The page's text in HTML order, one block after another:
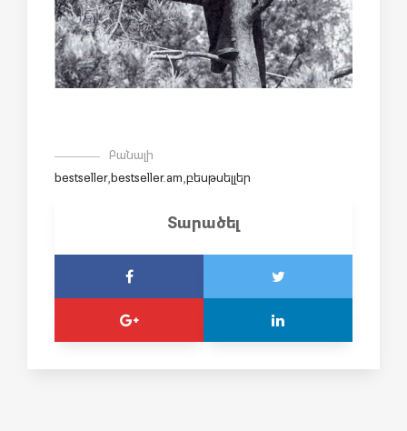
Բանալի
bestseller,bestseller.am,բեսթսելլեր
Տարածել